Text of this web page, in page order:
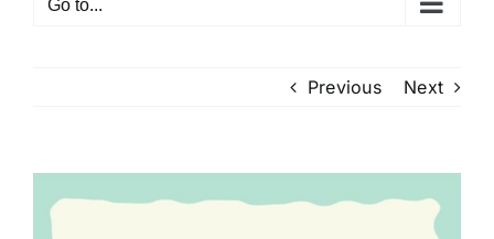
Go to...
Previous Next
Larger